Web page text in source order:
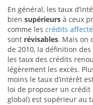
En général, les taux
bien supérieurs à ceux
comme les crédits
sont révisables. Mais on
de 2010, la définition des
les taux des crédits
légèrement les excès.
moins le taux d’intérêt
loi de proposer un crédit
global) est supérieur au